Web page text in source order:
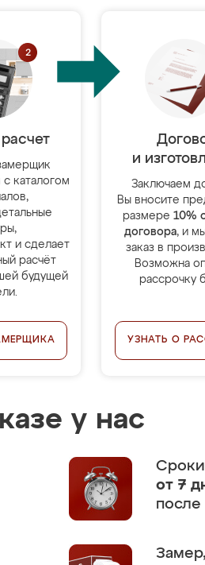
каталогом
и сделает
расчёт
будущей
и
Заключаем
Вы вносите
размере 10%
договора, и
заказ в
Возможна
рассрочку
УЗНАТЬ О
у нас
Сроки
от 7
после
Замер,